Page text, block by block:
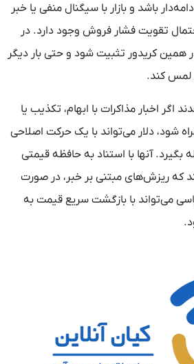
باشد و بازار با سیگنال منفی یا خبر
تقویت فشار فروش وجود دارد. در
همین کریدور تثبیت شود و حتی بار دیگر
لمس کند.
اگر اخبار مذاکرات با ابهام، تکذیب یا
شود، دلار می‌تواند با یک حرکت اصلاحی
آنها با استناد به حافظه قیمتی
که ریزش‌های مبتنی بر خبر، در صورت
می‌تواند با بازگشت سریع قیمت به